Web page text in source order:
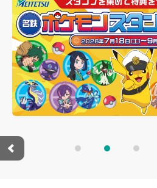
名鉄定期券web予約サービス
臨時列車情報
路線・駅情報
名古屋本線
三河線（知立～猿投）
歩いて巡拝（まいる）知多四国
よくあるご質問
企業情報
サステナビリティ
IR情報
採用情報